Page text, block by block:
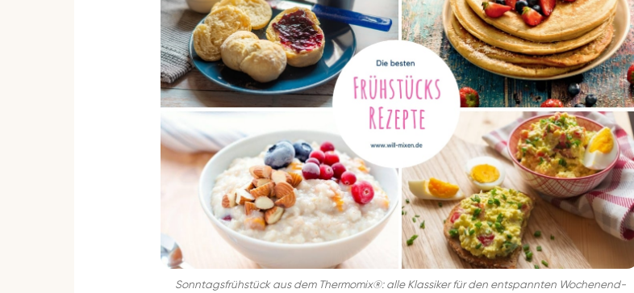
Sonntagsfrühstück aus dem Thermomix®: alle Klassiker für den entspannten Wochenend-